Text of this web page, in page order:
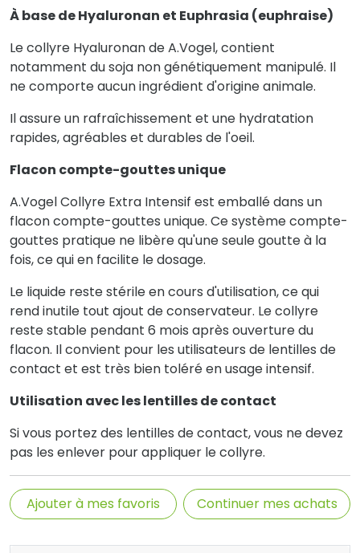
À base de Hyaluronan et Euphrasia (euphraise)
Le collyre Hyaluronan de A.Vogel, contient
notamment du soja non génétiquement manipulé. Il
ne comporte aucun ingrédient d'origine animale.
Il assure un rafraîchissement et une hydratation
rapides, agréables et durables de l'oeil.
Flacon compte-gouttes unique
A.Vogel Collyre Extra Intensif est emballé dans un
flacon compte-gouttes unique. Ce système compte-
gouttes pratique ne libère qu'une seule goutte à la
fois,ce qui en facilite le dosage.
Le liquide reste stérile en cours d'utilisation, ce qui
rend inutile tout ajout de conservateur. Le collyre
reste stable pendant 6 mois après ouverture du
flacon. Il convient pour les utilisateurs de lentilles de
contact et est très bien toléré en usage intensif.
Utilisation avec les lentilles de contact
Si vous portez des lentilles de contact, vous ne devez
pas les enlever pour appliquer le collyre.
Ajouter à mes favoris Continuer mes achats